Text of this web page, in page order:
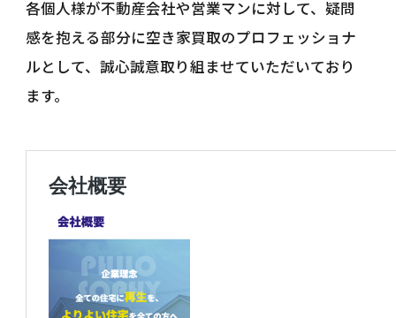
各個人様が不動産会社や営業マンに対して、疑問
感を抱える部分に空き家買取のプロフェッショナ
ルとして、誠心誠意取り組ませていただいており
ます。